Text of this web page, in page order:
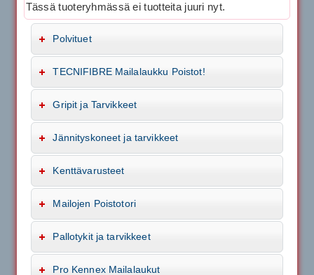
Tässä tuoteryhmässä ei tuotteita juuri nyt.
Polvituet
TECNIFIBRE Mailalaukku Poistot!
Gripit ja Tarvikkeet
Jännityskoneet ja tarvikkeet
Kenttävarusteet
Mailojen Poistotori
Pallotykit ja tarvikkeet
Pro Kennex Mailalaukut